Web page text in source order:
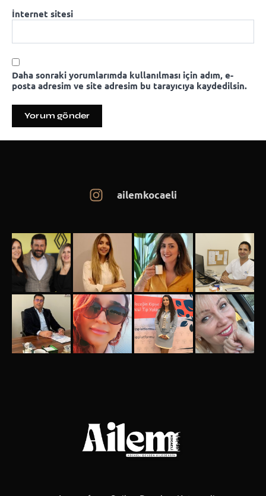
İnternet sitesi
Daha sonraki yorumlarımda kullanılması için adım, e-
posta adresim ve site adresim bu tarayıcıya kaydedilsin.
ailemkocaeli